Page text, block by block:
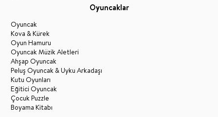
Oyuncaklar
Oyuncak
Kova & Kürek
Oyun Hamuru
Oyuncak Müzik Aletleri
Ahşap Oyuncak
Peluş Oyuncak & Uyku Arkadaşı
Kutu Oyunları
Eğitici Oyuncak
Çocuk Puzzle
Boyama Kitabı